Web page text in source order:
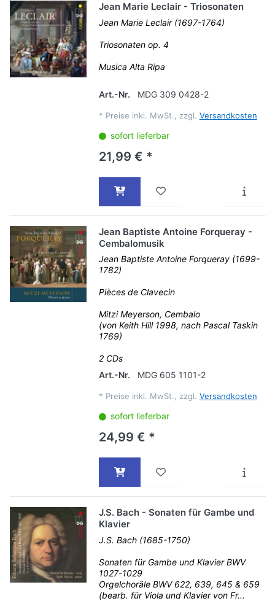
Jean Marie Leclair - Triosonaten
Jean Marie Leclair (1697-1764)
Triosonaten op. 4
Musica Alta Ripa
Art.-Nr. MDG 309 0428-2
* Preise inkl. MwSt., zzgl. Versandkosten
sofort lieferbar
21,99 € *
Jean Baptiste Antoine Forqueray -
Cembalomusik
Jean Baptiste Antoine Forqueray (1699-
1782)
Pièces de Clavecin
Mitzi Meyerson, Cembalo
(von Keith Hill 1998, nach Pascal Taskin
1769)
2 CDs
Art.-Nr.
MDG 605 1101-2
* Preise inkl. MwSt., zzgl. Versandkosten
sofort lieferbar
24,99 € *
J.S. Bach - Sonaten für Gambe und
Klavier
J.S. Bach (1685-1750)
Sonaten für Gambe und Klavier BWV
1027-1029
Orgelchoräle BWV 622, 639, 645 & 659
(bearb. für Viola und Klavier von Fr...